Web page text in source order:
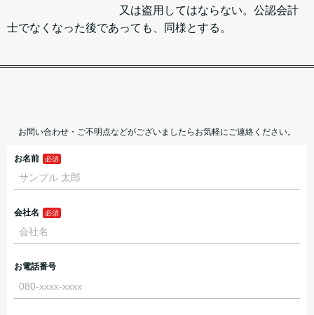
又は盗用してはならない。公認会計
士でなくなった後であっても、同様とする。